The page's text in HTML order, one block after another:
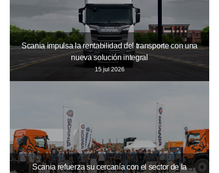
Scania impulsa la rentabilidad del transporte con una
nueva solución integral
15 jul 2026
Scania refuerza su cercanía con el sector de la